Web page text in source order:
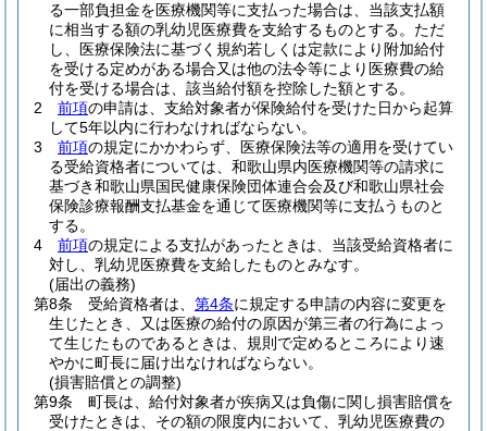
る一部負担金を医療機関等に支払った場合は、当該支払額
に相当する額の乳幼児医療費を支給するものとする。 ただ
し、医療保険法に基づく規約若しくは定款により附加給付
を受ける定めがある場合又は他の法令等により医療費の給
付を受ける場合は、該当給付額を控除した額とする。
2
前項の申請は、支給対象者が保険給付を受けた日から起算
して5年以内に行わなければならない。
3
前項の規定にかかわらず、医療保険法等の適用を受けてい
る受給資格者については、和歌山県内医療機関等の請求に
基づき和歌山県国民健康保険団体連合会及び和歌山県社会
保険診療報酬支払基金を通じて医療機関等に支払うものと
する。
4
前項の規定による支払があったときは、当該受給資格者に
対し、乳幼児医療費を支給したものとみなす。
(届出の義務)
第8条
受給資格者は、 第4条に規定する申請の内容に変更を
生じたとき、又は医療の給付の原因が第三者の行為によっ
て生じたものであるときは、規則で定めるところにより速
やかに町長に届け出なければならない。
(損害賠償との調整)
第9条
町長は、給付対象者が疾病又は負傷に関し損害賠償を
受けたときは、その額の限度内において、乳幼児医療費の